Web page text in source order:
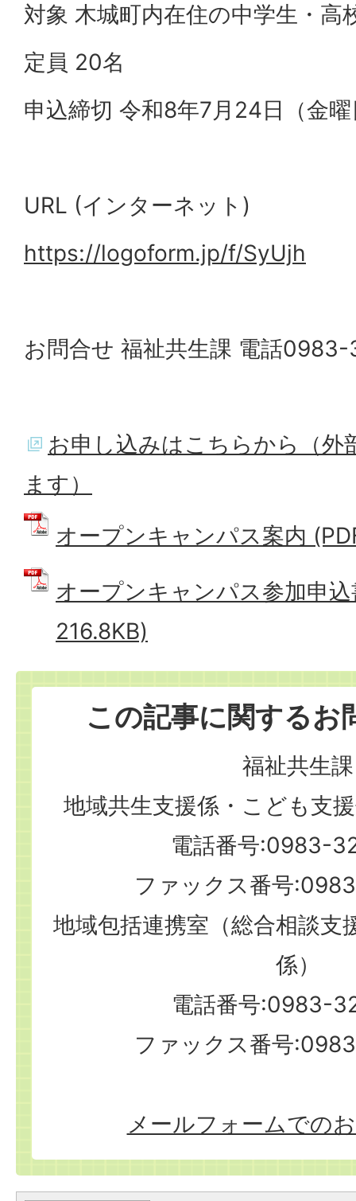
対象 木城町内在住の中学生・高
定員 20名
申込締切 令和8年7月24日（金
URL (インターネット)
https://logoform.jp/f/SyUjh
お問合せ 福祉共生課 電話
お申し込みはこちらから（外
ます）
オープンキャンパス案内
オープンキャンパス参加申
216.8KB)
この記事に関するお
福祉共生課
地域共生支援係・こども支
電話番号:0983-
ファックス番号
地域包括連携室（総合相談支
係）
電話番号:0983-
ファックス番号
メールフォームでの